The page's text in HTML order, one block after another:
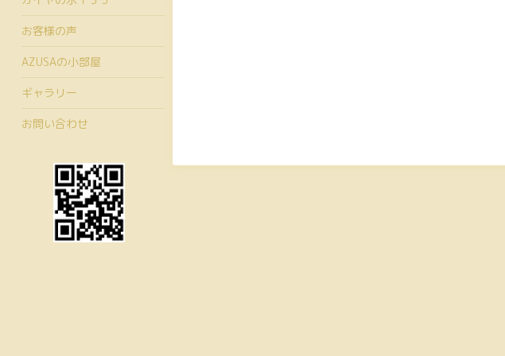
お客様の声
AZUSAの小部屋
ギャラリー
お問い合わせ